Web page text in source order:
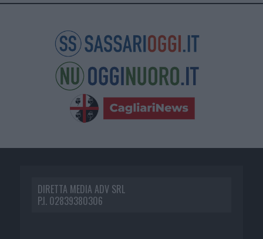
DIRETTA MEDIA ADV SRL
P.I. 02839380306